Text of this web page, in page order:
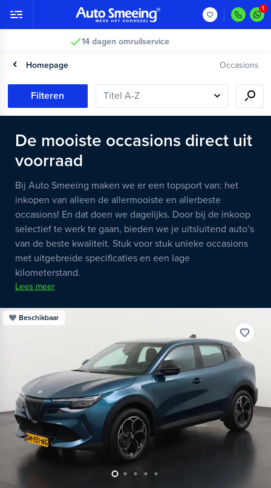
Vakkundig gecontroleerd >
Homepage Occasions
Filteren
De mooiste occasions direct uit
voorraad
Bij Auto Smeeing maken we er een topsport van: het
inkopen van alleen de allermooiste en allerbeste
occasions! En dat doen we dagelijks. Door bij de inkoop
selectief te werk te gaan, bieden we je uitsluitend auto’s
van de beste kwaliteit. Stuk voor stuk unieke occasions
met uitgebreide specificaties en een lage
kilometerstand.
Lees meer
Beschikbaar